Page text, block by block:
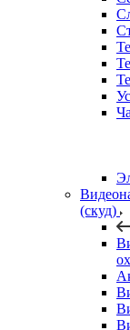
(скуд)